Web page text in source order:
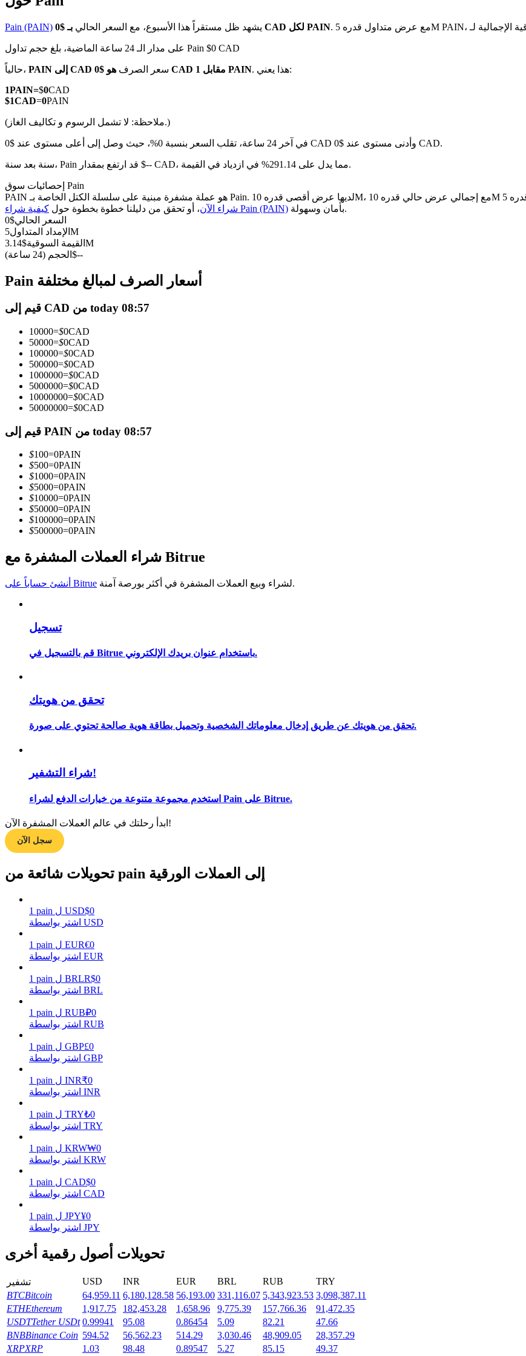
TradFi
مشتقات الأسهم والعملات الأجنبية والمعادن الثمينة والسلع
العقود الآجلة USDC
العقود الآجلة باستخدام USDC كضمان
انضم إلى أفضل المتداولين
كن متداول نسخ
استمتع بتقاسم الأرباح وعمولات نسخ التداول
معلومة
تحليل البيانات الضخمة بما في ذلك المعلومات التجارية، وما إلى ذلك.
مرشد
دليل المبتدئين للعقود الآجلة
استراتيجيات التداول
تعلم كيفية البقاء مربحة
يكسب
خنزير الطاقة
Pain (PAIN) يشهد ظل مستقراً هذا الأسبوع، مع السعر الحالي بـ $0 CAD لكل PAIN
على مدار الـ 24 ساعة الماضية، بلغ حجم تداول Pain $0 CAD
حالياً، PAIN إلى CAD سعر الصرف هو $0 CAD مقابل 1 PAIN
. هذا يعني:
1PAIN=$0CAD
$1CAD=0PAIN
(ملاحظة: لا تشمل الرسوم و تكاليف الغاز.)
في آخر 24 ساعة، تقلب السعر بنسبة 0%، حيث وصل إلى أعلى مستوى عند $0 CAD وأدنى مستوى عند $0 CAD.
سنة بعد سنة، Pain قد ارتفع بمقدار $-- CAD، مما يدل على 291.14% في ازدياد في القيمة.
إحصائيات سوق Pain
شراء الآن، أو تحقق من دليلنا خطوة بخطوة حول كيفية شراء Pain (PAIN)
بأمان وسهولة.
السعر الحالي$
0
الإمداد المتداول 5M
القيمة السوقية$
3.14M
الحجم (24 ساعة) $--
Pain أسعار الصرف لمبالغ مختلفة
قيم إلى CAD من today 08:57
10000=$0CAD
50000=$0CAD
100000=$0CAD
500000=$0CAD
1000000=$0CAD
5000000=$0CAD
10000000=$0CAD
50000000=$0CAD
قيم إلى PAIN من today 08:57
$100=0PAIN
$500=0PAIN
$1000=0PAIN
$5000=0PAIN
$10000=0PAIN
$50000=0PAIN
$100000=0PAIN
$500000=0PAIN
شراء العملات المشفرة مع Bitrue
أنشئ حساباً على Bitrue لشراء وبيع العملات المشفرة في أكثر بورصة آمنة.
تسجيل
قم بالتسجيل في Bitrue باستخدام عنوان بريدك الإلكتروني.
تحقق من هويتك
تحقق من هويتك عن طريق إدخال معلوماتك الشخصية وتحميل بطاقة هوية صالحة تحتوي على صورة.
شراء التشفير!
استخدم مجموعة متنوعة من خيارات الدفع لشراء Pain على Bitrue.
ابدأ رحلتك في عالم العملات المشفرة الآن!
سجل الآن
تحويلات شائعة من pain إلى العملات الورقية
1 pain ل USD$0
اشتر بواسطة USD
1 pain ل EUR€0
اشتر بواسطة EUR
1 pain ل BRLR$0
اشتر بواسطة BRL
1 pain ل RUB₽0
اشتر بواسطة RUB
1 pain ل GBP£0
اشتر بواسطة GBP
1 pain ل INR₹0
اشتر بواسطة INR
1 pain ل TRY₺0
اشتر بواسطة TRY
1 pain ل KRW₩0
اشتر بواسطة KRW
1 pain ل CAD$0
اشتر بواسطة CAD
1 pain ل JPY¥0
اشتر بواسطة JPY
تحويلات أصول رقمية أخرى
تشفير USD INR EUR BRL RUB
TRY
BTCBitcoin 64,959.11 6,180,128.58 56,193.00 331,116.07 5,343,923.53 3,098,387.11
ETHEthereum 1,917.75 182,453.28 1,658.96 9,775.39 157,766.36
91,472.35
USDTTether USDt 0.99941 95.08 0.86454 5.09 82.21
47.66
BNBBinance Coin 594.52 56,562.23 514.29 3,030.46 48,909.05
28,357.29
XRPXRP 1.03 98.48 0.89547 5.27 85.15
49.37